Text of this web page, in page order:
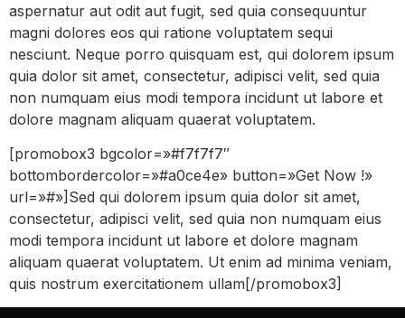
aspernatur aut odit aut fugit, sed quia consequuntur
magni dolores eos qui ratione voluptatem sequi
nesciunt. Neque porro quisquam est, qui dolorem ipsum
quia dolor sit amet, consectetur, adipisci velit, sed quia
non numquam eius modi tempora incidunt ut labore et
dolore magnam aliquam quaerat voluptatem.
[promobox3 bgcolor=»#f7f7f7″
bottombordercolor=»#a0ce4e» button=»Get Now !»
url=»#»]Sed qui dolorem ipsum quia dolor sit amet,
consectetur, adipisci velit, sed quia non numquam eius
modi tempora incidunt ut labore et dolore magnam
aliquam quaerat voluptatem. Ut enim ad minima veniam,
quis nostrum exercitationem ullam[/promobox3]